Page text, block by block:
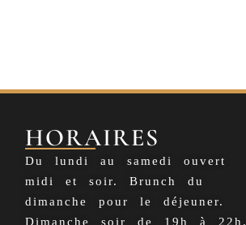
HORAIRES
Du lundi au samedi ouvert
midi et soir. Brunch du
dimanche pour le déjeuner.
Dimanche soir de 19h à 22h.